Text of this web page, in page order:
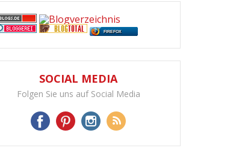
FIREFOX
SOCIAL MEDIA
Folgen Sie uns auf Social Media